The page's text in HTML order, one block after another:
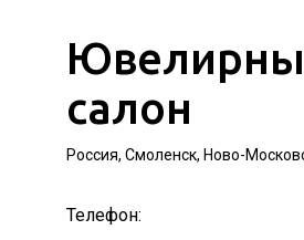
салон
Россия, Смоленск, Ново-
Телефон: